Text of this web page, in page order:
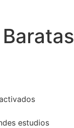
en
estudios